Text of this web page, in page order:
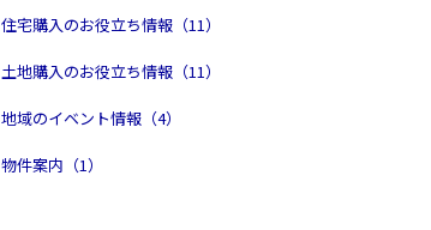
住宅購入のお役立ち情報（11）
土地購入のお役立ち情報（11）
地域のイベント情報（4）
物件案内（1）